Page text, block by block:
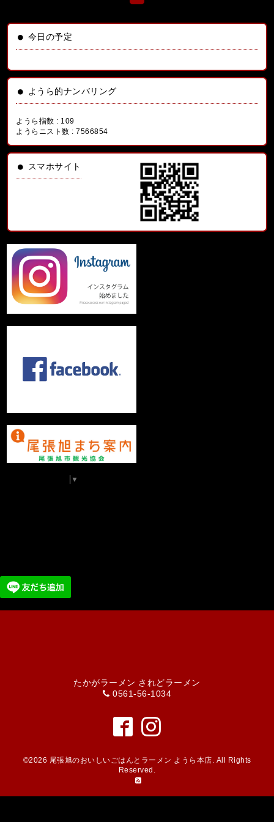
今日の予定
ようら的ナンバリング
ようら指数 : 109
ようらニスト数 :7566854
スマホサイト
▼
たかがラーメン されどラーメン
0561-56-1034
©2026 尾張旭のおいしいごはんとラーメン ようら本店 . All Rights
Reserved.